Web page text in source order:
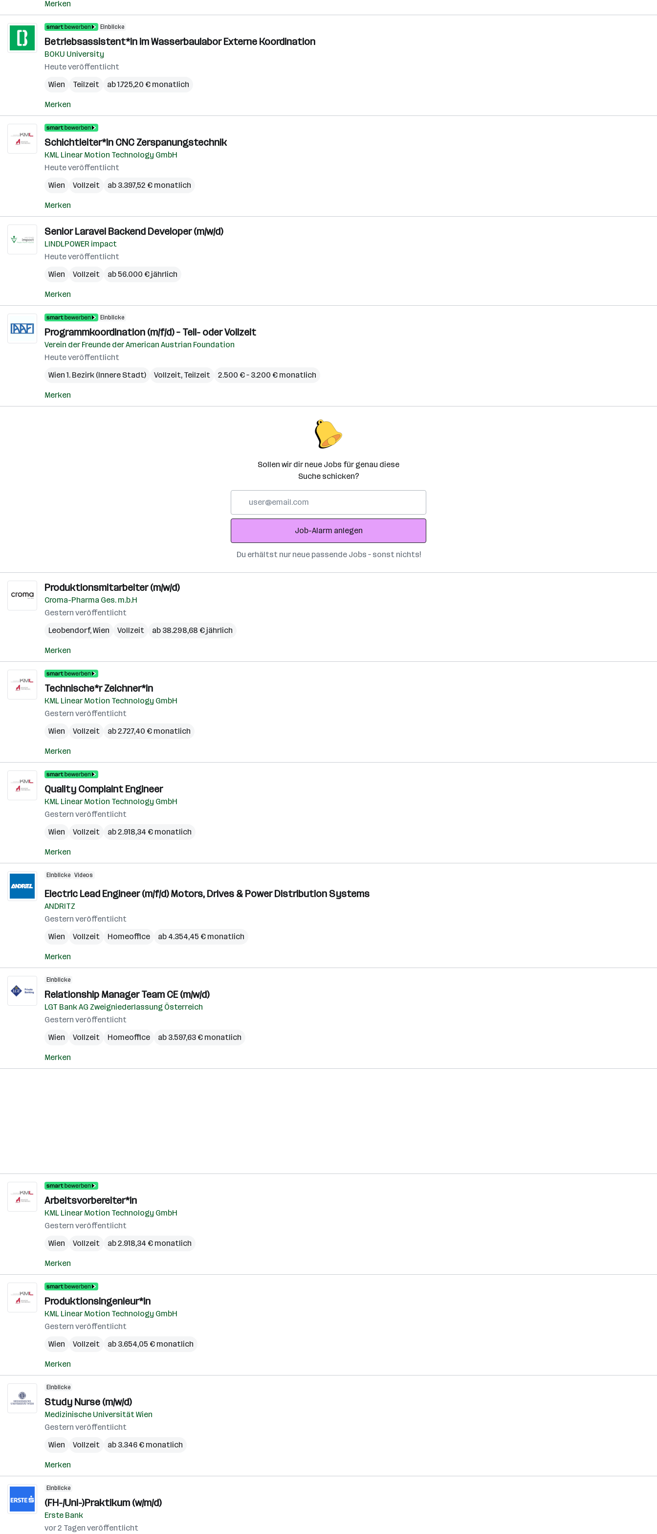
Merken
Einblicke
Betriebsassistent*in im Wasserbaulabor Externe Koordination
BOKU University
Heute veröffentlicht
Wien
Teilzeit ab 1.725,20 € monatlich
Merken
Schichtleiter*in CNC Zerspanungstechnik
KML Linear Motion Technology GmbH
Heute veröffentlicht
Wien
Vollzeit ab 3.397,52 € monatlich
Merken
Senior Laravel Backend Developer (m/w/d)
LINDLPOWER impact
Heute veröffentlicht
Wien
Vollzeit ab 56.000 € jährlich
Merken
Einblicke
Programmkoordination (m/f/d) – Teil- oder Vollzeit
Verein der Freunde der American Austrian Foundation
Heute veröffentlicht
Wien 1. Bezirk (Innere Stadt)
Vollzeit, Teilzeit 2.500 € – 3.200 € monatlich
Merken
Sollen wir dir neue Jobs für genau diese
Suche schicken?
Adresse
Job-Alarm anlegen
Du erhältst nur neue passende Jobs – sonst nichts!
Produktionsmitarbeiter (m/w/d)
Croma-Pharma Ges. m.b.H
Gestern veröffentlicht
Leobendorf,Wien Vollzeit ab 38.298,68 € jährlich
Merken
Technische*r Zeichner*in
KML Linear Motion Technology GmbH
Gestern veröffentlicht
Wien
Vollzeit ab 2.727,40 € monatlich
Merken
Quality Complaint Engineer
KML Linear Motion Technology GmbH
Gestern veröffentlicht
Wien
Vollzeit ab 2.918,34 € monatlich
Merken
Einblicke Videos
Electric Lead Engineer (m/f/d) Motors, Drives & Power Distribution Systems
ANDRITZ
Gestern veröffentlicht
Wien
Vollzeit Homeoffice ab 4.354,45 € monatlich
Merken
Einblicke
Relationship Manager Team CE (m/w/d)
LGT Bank AG Zweigniederlassung Österreich
Gestern veröffentlicht
Wien
Vollzeit Homeoffice ab 3.597,63 € monatlich
Merken
Arbeitsvorbereiter*in
KML Linear Motion Technology GmbH
Gestern veröffentlicht
Wien
Vollzeit ab 2.918,34 € monatlich
Merken
Produktionsingenieur*in
KML Linear Motion Technology GmbH
Gestern veröffentlicht
Wien
Vollzeit ab 3.654,05 € monatlich
Merken
Einblicke
Study Nurse (m/w/d)
Medizinische Universität Wien
Gestern veröffentlicht
Wien
Vollzeit ab 3.346 € monatlich
Merken
Einblicke
(FH-/Uni-)Praktikum (w/m/d)
Erste Bank
vor 2 Tagen veröffentlicht